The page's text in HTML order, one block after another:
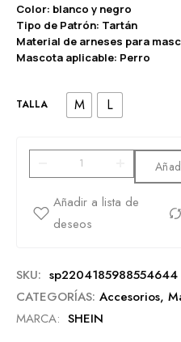
Color: blanco y negro
Tipo de Patrón: Tartán
Material de arneses para
Mascota aplicable: Perro
TALLA M L
SKU: sp2204185988554644
CATEGORÍAS: Accesorios,
MARCA: SHEIN